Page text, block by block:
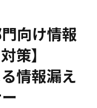
門向け情報
策】
情報漏え